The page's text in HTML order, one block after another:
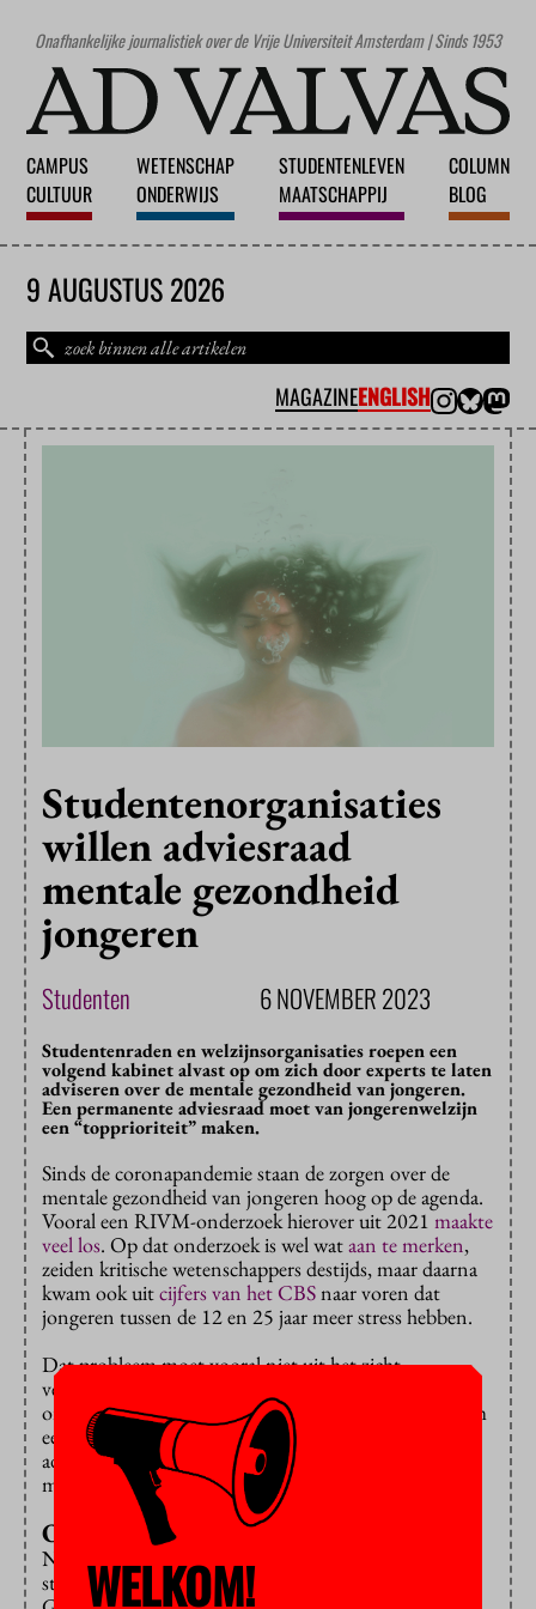
Onafhankelijke journalistiek over de Vrije Universiteit Amsterdam | Sinds 1953
CAMPUS
CULTUUR
WETENSCHAP
ONDERWIJS
STUDENTENLEVEN
MAATSCHAPPIJ
COLUMN
BLOG
9 AUGUSTUS 2026
MAGAZINEENGLISH
Studentenorganisaties
willen adviesraad
mentale gezondheid
jongeren
Studenten 6 NOVEMBER 2023
Studentenraden en welzijnsorganisaties roepen een
volgend kabinet alvast op om zich door experts te laten
adviseren over de mentale gezondheid van jongeren.
Een permanente adviesraad moet van jongerenwelzijn
een “topprioriteit” maken.
Sinds de coronapandemie staan de zorgen over de
mentale gezondheid van jongeren hoog op de agenda.
Vooral een RIVM-onderzoek hierover uit 2021maakte
veel los. Op dat onderzoek is wel wataan te merken,
zeiden kritische wetenschappers destijds, maar daarna
kwam ook uitcijfers van het CBSnaar voren dat
jongeren tussen de 12 en 25 jaar meer stress hebben.
Dat probleem moet vooral niet uit het zicht
verdwijnen, vinden tientallen maatschappelijke
organisaties nu. Ze roepen een volgend kabinet op om
een ‘kopzorgenraad’ in te stellen die de regering
adviseert over het voorkomen en verlichten van
mentale problemen van jongeren.
Ondraaglijk
Niet alleen studentenraden als het ISO en de LSVb
steunen de oproep, ook expertisecentrum ECIO,
WELKOM!